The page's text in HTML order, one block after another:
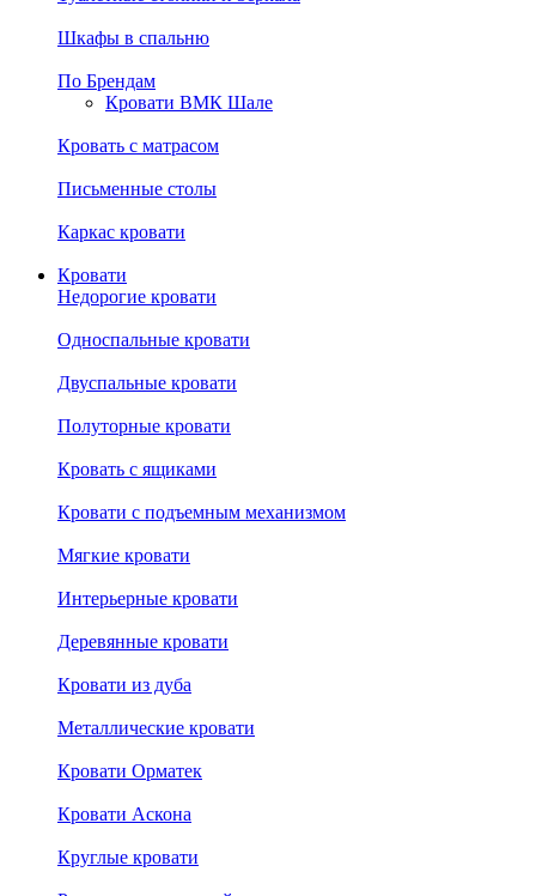
Шкафы в спальню
По Брендам
Кровати ВМК Шале
Кровать с матрасом
Письменные столы
Каркас кровати
Кровати
Недорогие кровати
Односпальные кровати
Двуспальные кровати
Полуторные кровати
Кровать с ящиками
Кровати с подъемным механизмом
Мягкие кровати
Интерьерные кровати
Деревянные кровати
Кровати из дуба
Металлические кровати
Кровати Орматек
Кровати Аскона
Круглые кровати